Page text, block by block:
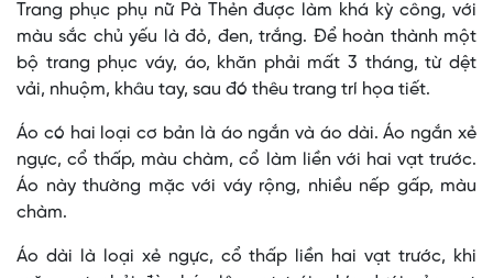
Trang phục phụ nữ Pà Thẻn được làm khá kỳ công, với
màu sắc chủ yếu là đỏ, đen, trắng. Để hoàn thành một
bộ trang phục váy, áo, khăn phải mất 3 tháng, từ dệt
vải, nhuộm, khâu tay, sau đó thêu trang trí họa tiết.
Áo có hai loại cơ bản là áo ngắn và áo dài. Áo ngắn xẻ
ngực, cổ thấp, màu chàm, cổ làm liền với hai vạt trước.
Áo này thường mặc với váy rộng, nhiều nếp gấp, màu
chàm.
Áo dài là loại xẻ ngực, cổ thấp liền hai vạt trước, khi